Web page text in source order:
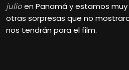
julioen Panamá y estamos
otras sorpresas que no
nos tendrán para el film.